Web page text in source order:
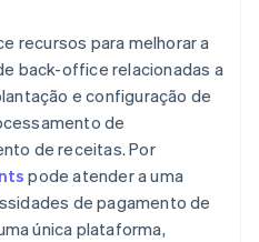
recursos para melhorar a
back-office relacionadas a
e configuração de
de
de receitas. Por
pode atender a uma
de pagamento de
única plataforma,